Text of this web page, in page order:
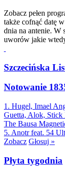
Zobacz pełen
także cofnąć datę
dnia na antenie. W
uworów jakie
Szczecińska
Notowanie
1. Hugel, Imael
Guetta, Alok, Stick
The Bausa
5. Anotr feat. 54
Zobacz Głosuj »
Płyta tygodnia